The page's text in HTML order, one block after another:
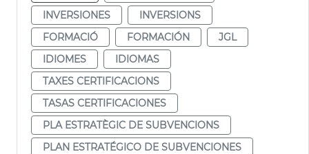
INVERSIONES
INVERSIONS
FORMACIÓ
FORMACIÓN
JGL
IDIOMES
IDIOMAS
TAXES CERTIFICACIONS
TASAS CERTIFICACIONES
PLA ESTRATÈGIC DE SUBVENCIONS
PLAN ESTRATÉGICO DE SUBVENCIONES